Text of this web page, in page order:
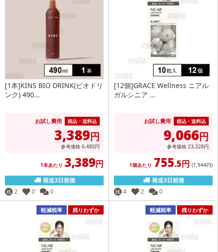
[1本]KINS BIO DRINK(ビオドリ
ンク) 490...
お試し費用 税込・送料込
3,389円
参考価格 6,480円
1本あたり 3,389円
発送3日前後
残 2 0 0
[12個]GRACE Wellness ニアル
ガルシニア ...
お試し費用 税込・送料込
9,066円
参考価格 23,328円
1個あたり 755.5円 (1,944円)
発送3日前後
残 4 2 0
軽減税率 残りわずか 軽減税率 残りわずか